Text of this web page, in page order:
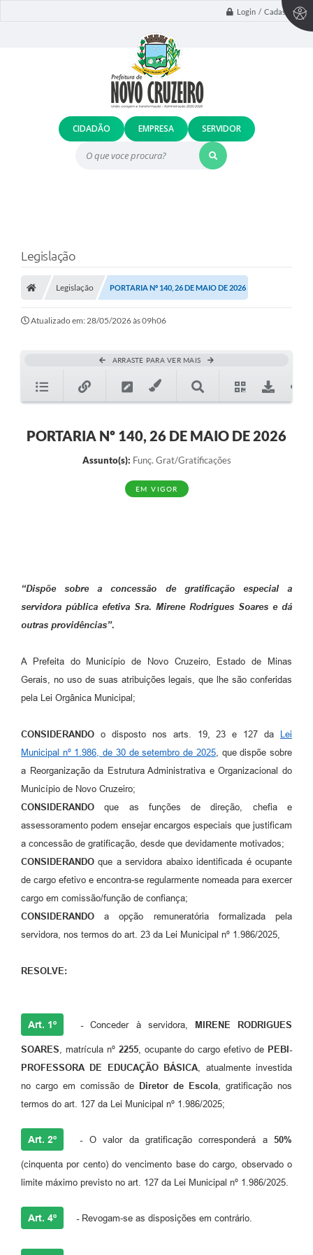
Login / Cadastro
O que voce procura?
CIDADÃO EMPRESA SERVIDOR
Legislação
Legislação PORTARIA Nº 140, 26 DE MAIO DE 2026
Atualizado em: 28/05/2026 às 09h06
ARRASTE PARA VER MAIS
PORTARIA Nº 140, 26 DE MAIO DE 2026
Assunto(s): Funç. Grat/Gratificações
EM VIGOR
“Dispõe sobre a concessão de gratificação especial a
servidora pública efetiva Sra. Mirene Rodrigues Soares e dá
outras providências”.
A Prefeita do Município de Novo Cruzeiro, Estado de Minas
Gerais, no uso de suas atribuições legais, que lhe são conferidas
pela Lei Orgânica Municipal;
CONSIDERANDO o disposto nos arts. 19, 23 e 127 da
Lei
Municipal nº 1.986, de 30 de setembro de 2025, que dispõe sobre
a Reorganização da Estrutura Administrativa e Organizacional do
Município de Novo Cruzeiro;
CONSIDERANDOque as funções de direção, chefia e
assessoramento podem ensejar encargos especiais que justificam
a concessão de gratificação, desde que devidamente motivados;
CONSIDERANDOque a servidora abaixo identificada é ocupante
de cargo efetivo e encontra-se regularmente nomeada para exercer
cargo em comissão/função de confiança;
CONSIDERANDOa opção remuneratória formalizada pela
servidora, nos termos do art. 23 da Lei Municipal nº 1.986/2025,
RESOLVE:
Art. 1º -Conceder à servidora, MIRENE RODRIGUES
SOARES, matrícula nº 2255, ocupante do cargo efetivo de PEBI-
PROFESSORA DE EDUCAÇÃO BÁSICA, atualmente investida
no cargo em comissão de Diretor de Escola, gratificação nos
termos do art. 127 da Lei Municipal nº 1.986/2025;
Art. 2º -O valor da gratificação corresponderá a 50%
(cinquenta por cento) do vencimento base do cargo, observado o
limite máximo previsto no art. 127 da Lei Municipal nº 1.986/2025.
Art. 4º -Revogam-se as disposições em contrário.